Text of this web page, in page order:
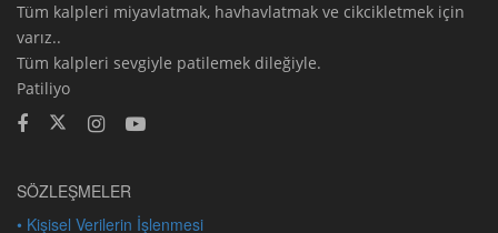
Tüm kalpleri miyavlatmak, havhavlatmak ve cikcikletmek için
varız..
Tüm kalpleri sevgiyle patilemek dileğiyle.
Patiliyo
SÖZLEŞMELER
• Kişisel Verilerin İşlenmesi